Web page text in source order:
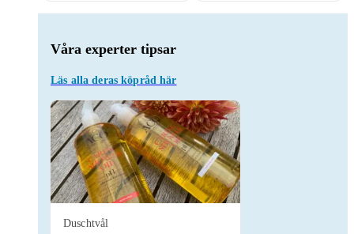
Våra experter tipsar
Läs alla deras köpråd här
Duschtvål